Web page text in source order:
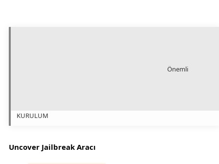
Önemli
KURULUM
Uncover Jailbreak Aracı